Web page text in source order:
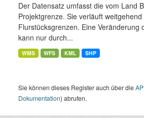
Der Datensatz umfasst die vom Land
Projektgrenze. Sie verläuft
Flurstücksgrenzen. Eine Veränderung
kann nur durch...
WMS WFS KML SHP
Sie können dieses Register auch über die
Dokumentation) abrufen.